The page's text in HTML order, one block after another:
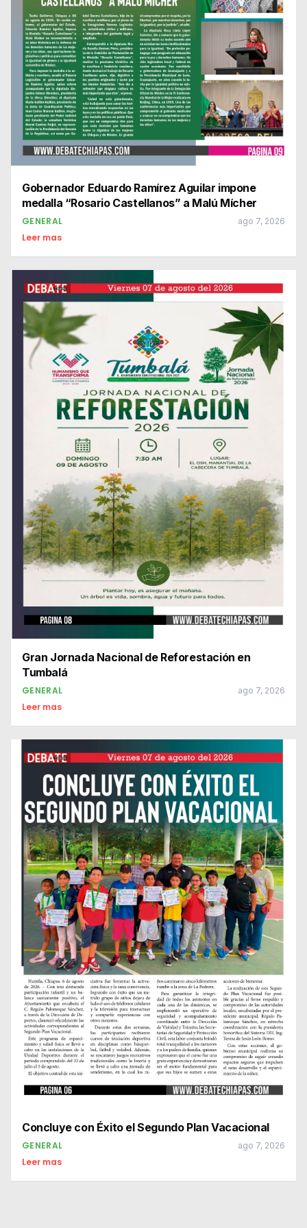
Gobernador Eduardo Ramírez Aguilar impone
medalla “Rosario Castellanos” a Malú Mícher
GENERAL ago 7, 2026
Leer mas
Gran Jornada Nacional de Reforestación en
Tumbalá
GENERAL ago 7, 2026
Leer mas
Concluye con Éxito el Segundo Plan Vacacional
GENERAL ago 7, 2026
Leer mas